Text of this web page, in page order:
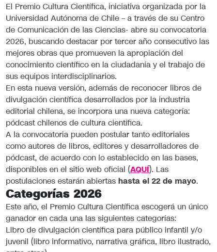
El Premio Cultura Científica, iniciativa organizada por la
Universidad Autónoma de Chile – a través de su Centro
de Comunicación de las Ciencias- abre su convocatoria
2026, buscando destacar por tercer año consecutivo las
mejores obras que promueven la apropiación del
conocimiento científico en la ciudadanía y el trabajo de
sus equipos interdisciplinarios.
En esta nueva versión, además de reconocer libros de
divulgación científica desarrollados por la industria
editorial chilena, se incorpora una nueva categoría:
pódcast chilenos de cultura científica.
A la convocatoria pueden postular tanto editoriales
como autores de libros, editores y desarrolladores de
pódcast, de acuerdo con lo establecido en las bases,
disponibles en el sitio web oficial (AQUÍ). Las
postulaciones estarán abiertas hasta el 22 de mayo.
Categorías 2026
Este año, el Premio Cultura Científica escogerá un único
ganador en cada una las siguientes categorías:
Libro de divulgación científica para público infantil y/o
juvenil (libro informativo, narrativa gráfica, libro ilustrado,